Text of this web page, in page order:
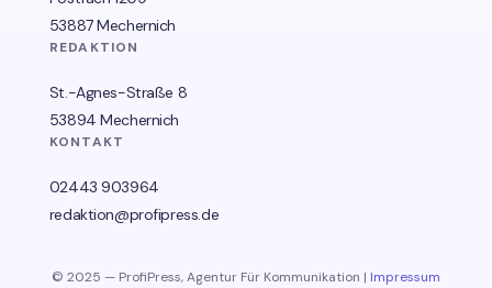
53887 Mechernich
REDAKTION
St.-Agnes-Straße 8
53894 Mechernich
KONTAKT
02443 903964
redaktion@profipress.de
© 2025 — ProfiPress, Agentur Für Kommunikation | Impressum